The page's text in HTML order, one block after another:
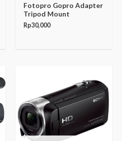
Fotopro Gopro Adapter
Tripod Mount
Rp30,000
was:
Rp3,145,000.
is: